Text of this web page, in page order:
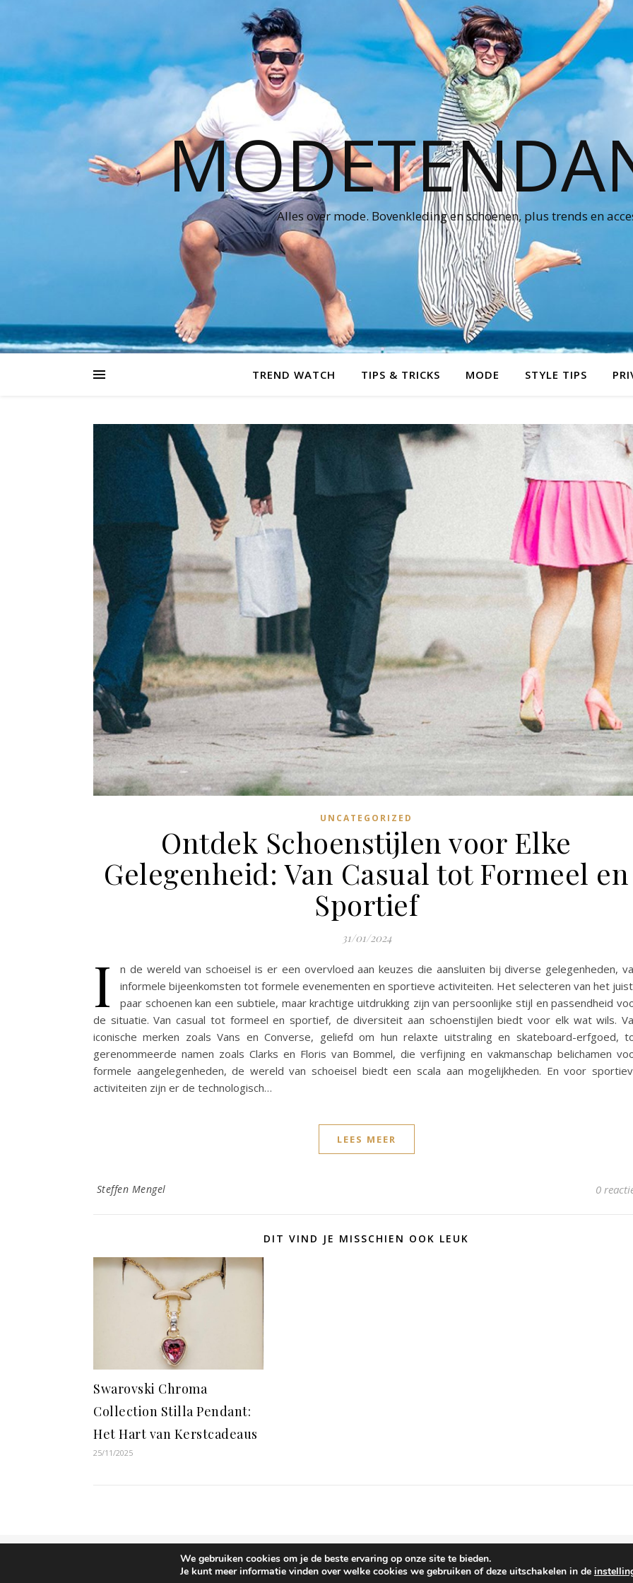
Alles over mode. Bovenkleding en schoenen, plus trends en
TREND WATCH TIPS & TRICKS MODE STYLE TIPS
UNCATEGORIZED
Ontdek Schoenstijlen voor Elke
Gelegenheid: Van Casual tot Formeel en
Sportief
31/01/2024
I
n de wereld van schoeisel is er een overvloed aan keuzes die aansluiten bij diverse gelegenheden,
informele bijeenkomsten tot formele evenementen en sportieve activiteiten. Het selecteren van het
paar schoenen kan een subtiele, maar krachtige uitdrukking zijn van persoonlijke stijl en passendheid
de situatie. Van casual tot formeel en sportief, de diversiteit aan schoenstijlen biedt voor elk wat wils.
iconische merken zoals Vans en Converse, geliefd om hun relaxte uitstraling en skateboard-erfgoed,
gerenommeerde namen zoals Clarks en Floris van Bommel, die verfijning en vakmanschap belichamen
formele aangelegenheden, de wereld van schoeisel biedt een scala aan mogelijkheden. En voor
activiteiten zijn er de technologisch…
LEES MEER
Steffen Mengel 0
DIT VIND JE MISSCHIEN OOK LEUK
Swarovski Chroma
Collection Stilla Pendant:
Het Hart van Kerstcadeaus
25/11/2025
WP Royal.
We gebruiken cookies om je de beste ervaring op onze site te bieden.
Je kunt meer informatie vinden over welke cookies we gebruiken of deze uitschakelen in de